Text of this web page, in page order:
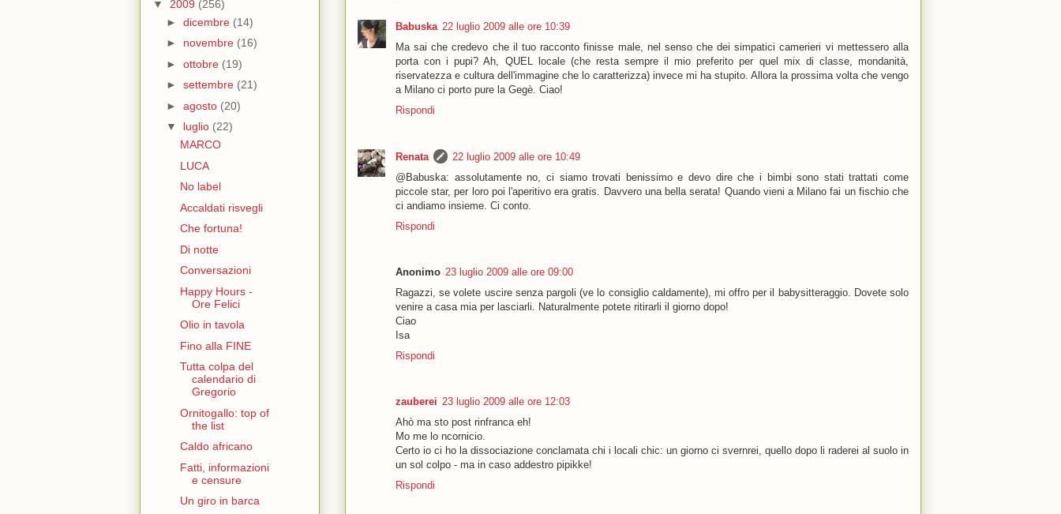
Babuska 22 luglio 2009 alle ore 10:39
Ma sai che credevo che il tuo racconto finisse male, nel senso che dei simpatici camerieri vi mettessero alla
porta con i pupi? Ah, QUEL locale (che resta sempre il mio preferito per quel mix di classe, mondanità,
riservatezza e cultura dell'immagine che lo caratterizza) invece mi ha stupito. Allora la prossima volta che vengo
a Milano ci porto pure la Gegè. Ciao!
Rispondi
Renata
22 luglio 2009 alle ore 10:49
@Babuska: assolutamente no, ci siamo trovati benissimo e devo dire che i bimbi sono stati trattati come
piccole star, per loro poi l'aperitivo era gratis. Davvero una bella serata! Quando vieni a Milano fai un fischio che
ci andiamo insieme. Ci conto.
Rispondi
Anonimo 23 luglio 2009 alle ore 09:00
Ragazzi, se volete uscire senza pargoli (ve lo consiglio caldamente), mi offro per il babysitteraggio. Dovete solo
venire a casa mia per lasciarli. Naturalmente potete ritirarli il giorno dopo!
Ciao
Isa
Rispondi
zauberei 23 luglio 2009 alle ore 12:03
Ahò ma sto post rinfranca eh!
Mo me lo ncornicio.
Certo io ci ho la dissociazione conclamata chi i locali chic: un giorno ci svernrei, quello dopo li raderei al suolo in
un sol colpo - ma in caso addestro pipikke!
Rispondi
▼ 2009 (256)
► dicembre (14)
► novembre (16)
► ottobre (19)
► settembre (21)
► agosto (20)
▼ luglio (22)
MARCO
LUCA
No label
Accaldati risvegli
Che fortuna!
Di notte
Conversazioni
Happy Hours -
Ore Felici
Olio in tavola
Fino alla FINE
Tutta colpa del
calendario di
Gregorio
Ornitogallo: top of
the list
Caldo africano
Fatti, informazioni
e censure
Un giro in barca